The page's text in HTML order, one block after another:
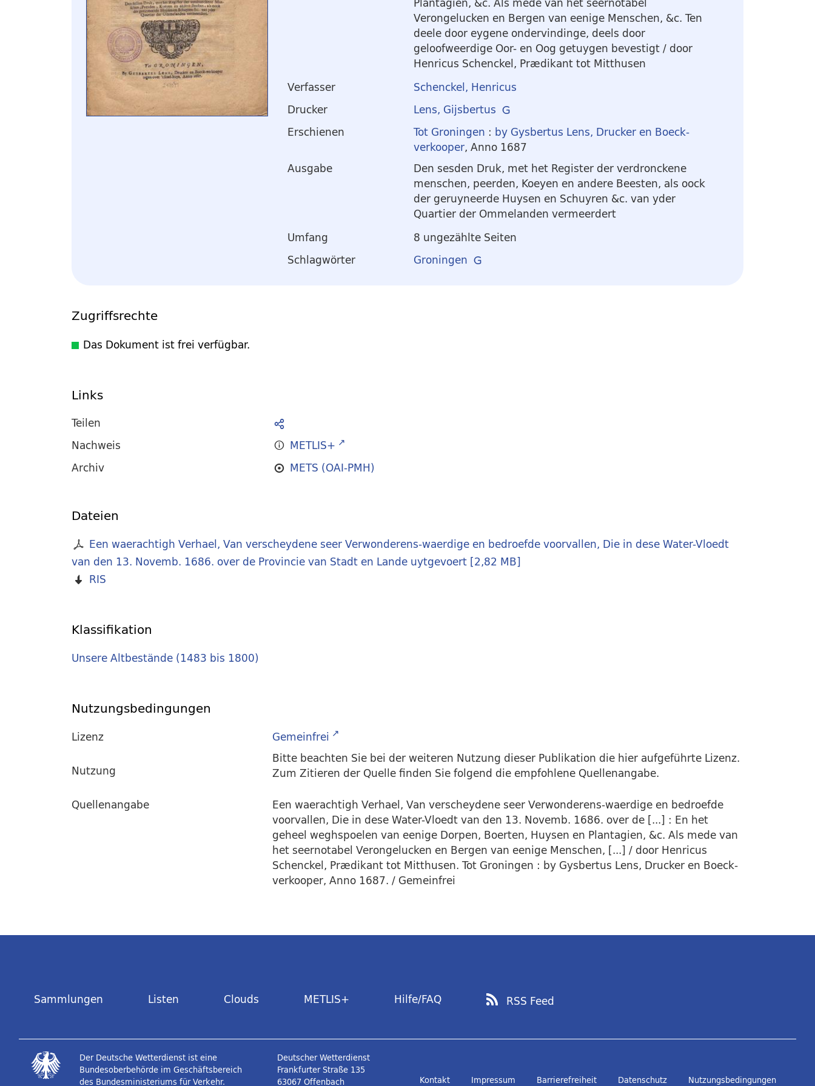
Verongelucken en Bergen van eenige Menschen, &c. Ten
deele door eygene ondervindinge, deels door
geloofweerdige Oor- en Oog getuygen bevestigt/ door
Henricus Schenckel, Prædikant tot Mitthusen
Verfasser
Schenckel, Henricus
Drucker
Lens, Gijsbertus
Erschienen
Tot Groningen : by Gysbertus Lens, Drucker en Boeck-
verkooper, Anno 1687
Ausgabe
Den sesden Druk, met het Register der verdronckene
menschen, peerden, Koeyen en andere Beesten, als oock
der geruyneerde Huysen en Schuyren &c. van yder
Quartier der Ommelanden vermeerdert
Umfang
8 ungezählte Seiten
Schlagwörter
Groningen
Zugriffsrechte
Das Dokument ist frei verfügbar.
Links
Teilen
Nachweis
METLIS+
Archiv
METS (OAI-PMH)
Dateien
Een waerachtigh Verhael, Van verscheydene seer Verwonderens-waerdige en bedroefde voorvallen, Die in dese Water-Vloedt
van den 13. Novemb. 1686. over de Provincie van Stadt en Lande uytgevoert [2,82 MB]
RIS
Klassifikation
Unsere Altbestände (1483 bis 1800)
Nutzungsbedingungen
Lizenz
Gemeinfrei
Nutzung
Bitte beachten Sie bei der weiteren Nutzung dieser Publikation die hier aufgeführte Lizenz.
Zum Zitieren der Quelle finden Sie folgend die empfohlene Quellenangabe.
Quellenangabe
Een waerachtigh Verhael, Van verscheydene seer Verwonderens-waerdige en bedroefde
voorvallen, Die in dese Water-Vloedt van den 13. Novemb. 1686. over de [...] : En het
geheel weghspoelen van eenige Dorpen, Boerten, Huysen en Plantagien, &c. Als mede van
het seernotabel Verongelucken en Bergen van eenige Menschen, [...] / door Henricus
Schenckel, Prædikant tot Mitthusen. Tot Groningen : by Gysbertus Lens, Drucker en Boeck-
verkooper, Anno 1687. / Gemeinfrei
Sammlungen Listen Clouds METLIS+ Hilfe/FAQ RSS Feed
Der Deutsche Wetterdienst ist eine
Bundesoberbehörde im Geschäftsbereich
des Bundesministeriums für Verkehr.
Deutscher Wetterdienst
Frankfurter Straße 135
63067 Offenbach
Kontakt Impressum Barrierefreiheit Datenschutz Nutzungsbedingungen